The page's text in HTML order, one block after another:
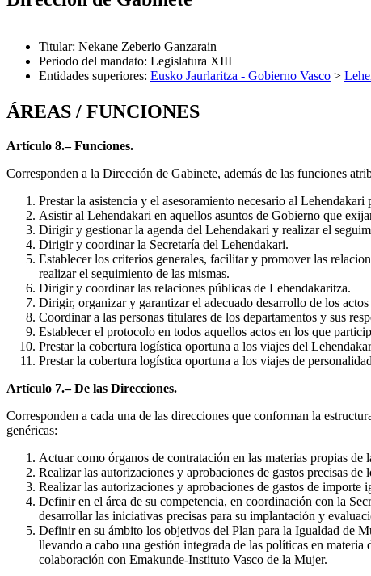
Titular: Nekane Zeberio Ganzarain
Periodo del mandato: Legislatura XIII
Entidades superiores: Eusko Jaurlaritza - Gobierno Vasco >
ÁREAS / FUNCIONES
Artículo 8.– Funciones.
Corresponden a la Dirección de Gabinete, además de las funciones
Prestar la asistencia y el asesoramiento necesario al
Asistir al Lehendakari en aquellos asuntos de Gobierno que
Dirigir y gestionar la agenda del Lehendakari y realizar el
Dirigir y coordinar la Secretaría del Lehendakari.
Establecer los criterios generales, facilitar y promover las
realizar el seguimiento de las mismas.
Dirigir y coordinar las relaciones públicas de Lehendakaritza.
Dirigir, organizar y garantizar el adecuado desarrollo de los
Coordinar a las personas titulares de los departamentos y sus
Establecer el protocolo en todos aquellos actos en los que
Prestar la cobertura logística oportuna a los viajes del
Prestar la cobertura logística oportuna a los viajes de
Artículo 7.– De las Direcciones.
Corresponden a cada una de las direcciones que conforman la
genéricas:
Actuar como órganos de contratación en las materias propias
Realizar las autorizaciones y aprobaciones de gastos precisas
Realizar las autorizaciones y aprobaciones de gastos de
Definir en el área de su competencia, en coordinación con la
desarrollar las iniciativas precisas para su implantación y
Definir en su ámbito los objetivos del Plan para la Igualdad de
llevando a cabo una gestión integrada de las políticas en
colaboración con Emakunde-Instituto Vasco de la Mujer.